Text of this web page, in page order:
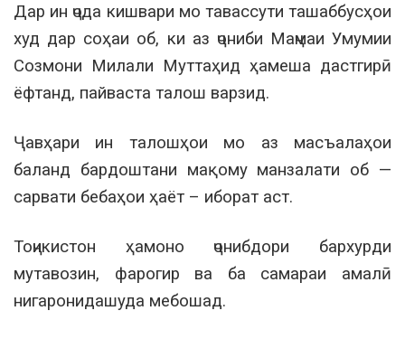
Дар ин ҷода кишвари мо тавассути ташаббусҳои
худ дар соҳаи об, ки аз ҷониби Маҷмаи Умумии
Созмони Милали Муттаҳид ҳамеша дастгирӣ
ёфтанд, пайваста талош варзид.
Ҷавҳари ин талошҳои мо аз масъалаҳои
баланд бардоштани мақому манзалати об —
сарвати бебаҳои ҳаёт – иборат аст.
Тоҷикистон ҳамоно ҷонибдори бархурди
мутавозин, фарогир ва ба самараи амалӣ
нигаронидашуда мебошад.